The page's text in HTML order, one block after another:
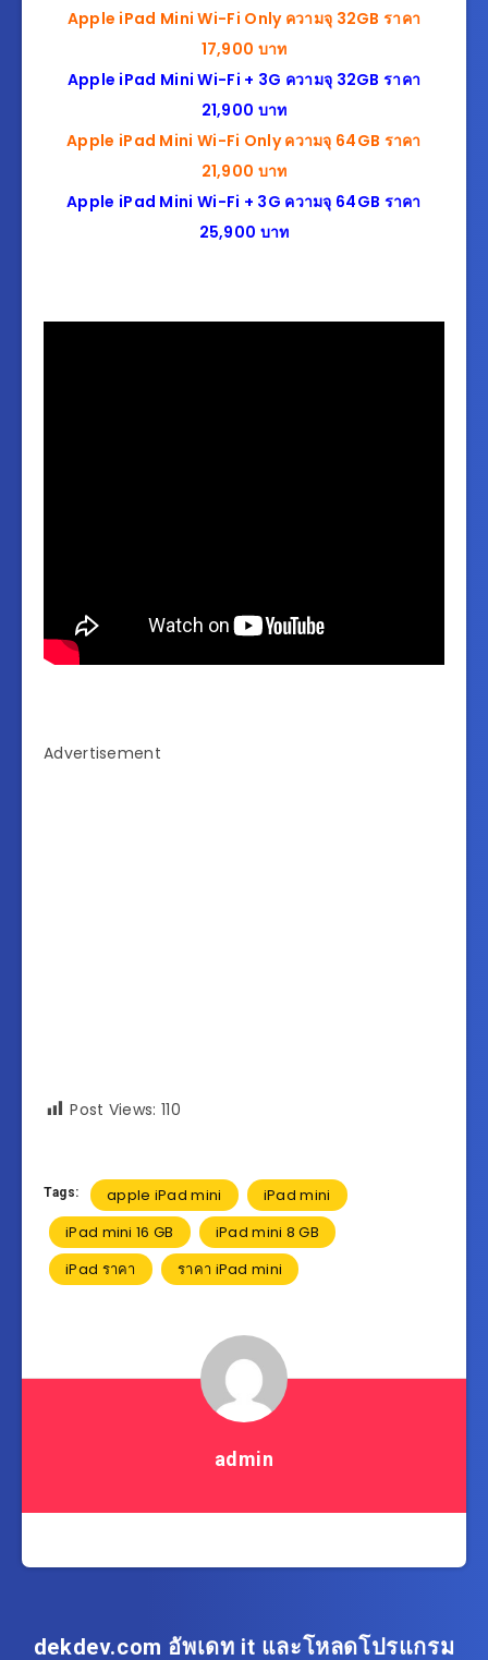
Apple iPad Mini Wi-Fi Only ความจุ 32GB ราคา
17,900 บาท
Apple iPad Mini Wi-Fi + 3G ความจุ 32GB ราคา
21,900 บาท
Apple iPad Mini Wi-Fi Only ความจุ 64GB ราคา
21,900 บาท
Apple iPad Mini Wi-Fi + 3G ความจุ 64GB ราคา
25,900 บาท
Advertisement
Post Views: 110
Tags: apple iPad mini
iPad mini
iPad mini 16 GB
iPad mini 8 GB
iPad ราคา
ราคา iPad mini
admin
dekdev.com อัพเดท it และโหลดโปรแกรม